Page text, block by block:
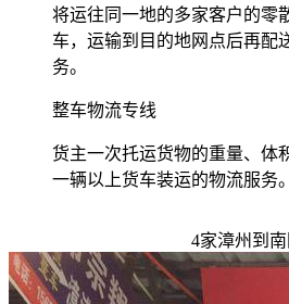
将运往同一地的多家客户的零
车，运输到目的地网点后再配
务。
整车物流专线
货主一次托运货物的重量、体
一辆以上货车装运的物流服务。
4家漳州到南